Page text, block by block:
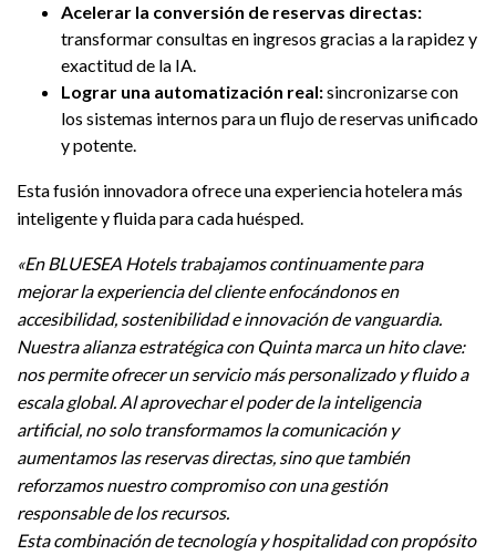
Acelerar la conversión de reservas directas:
transformar consultas en ingresos gracias a la rapidez y
exactitud de la IA.
Lograr una automatización real:sincronizarse con
los sistemas internos para un flujo de reservas unificado
y potente.
Esta fusión innovadora ofrece una experiencia hotelera más
inteligente y fluida para cada huésped.
«En BLUESEA Hotels trabajamos continuamente para
mejorar la experiencia del cliente enfocándonos en
accesibilidad, sostenibilidad e innovación de vanguardia.
Nuestra alianza estratégica con Quinta marca un hito clave:
nos permite ofrecer un servicio más personalizado y fluido a
escala global. Al aprovechar el poder de la inteligencia
artificial, no solo transformamos la comunicación y
aumentamos las reservas directas, sino que también
reforzamos nuestro compromiso con una gestión
responsable de los recursos.
Esta combinación de tecnología y hospitalidad con propósito